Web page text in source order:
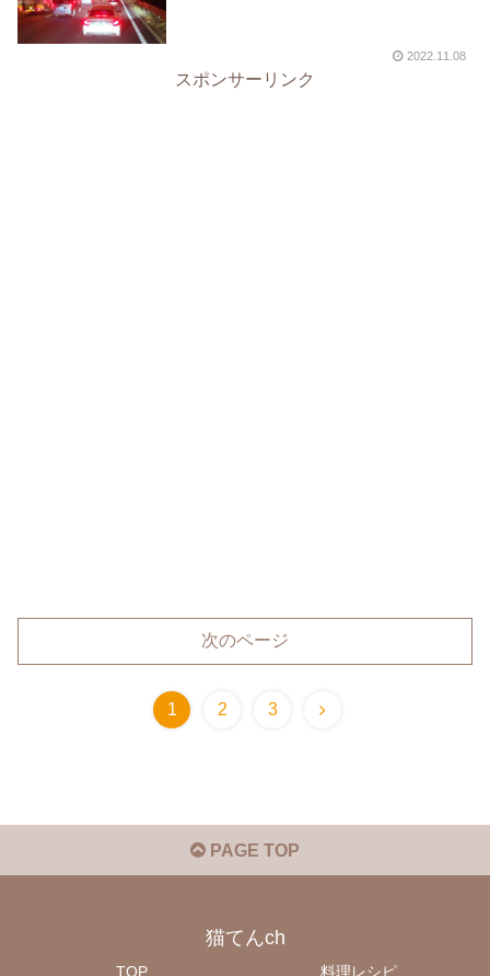
2022.11.08
スポンサーリンク
次のページ
1 2 3
PAGE TOP
猫てんch
TOP 料理レシピ